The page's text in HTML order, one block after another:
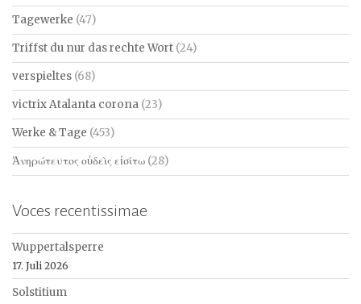
Tagewerke (47)
Triffst du nur das rechte Wort (24)
verspieltes (68)
victrix Atalanta corona (23)
Werke & Tage (453)
Ἀνηρώτευτος οὐδεὶς εἰσίτω (28)
Voces recentissimae
Wuppertalsperre
17. Juli 2026
Solstitium